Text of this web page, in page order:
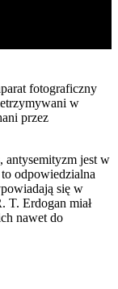
fotograficzny
w
przez
antysemityzm jest w
odpowiedzialna
się w
T. Erdogan miał
nawet do